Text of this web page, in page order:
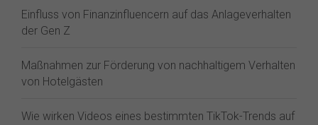
Einfluss von Finanzinfluencern auf das Anlageverhalten
der Gen Z⁠
Maßnahmen zur Förderung von nachhaltigem Verhalten
von Hotelgästen
Wie wirken Videos eines bestimmten TikTok-Trends auf